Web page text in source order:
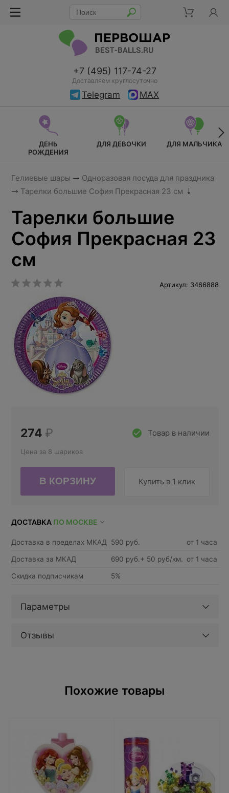
+7 (495) 117-74-27
Доставляем круглосуточно
Telegram MAX
ДЕНЬ
РОЖДЕНИЯ
ДЛЯ ДЕВОЧКИ ДЛЯ МАЛЬЧИКА
Гелиевые шары
Одноразовая посуда для праздника
Тарелки большие София Прекрасная 23 см
Тарелки большие
София Прекрасная 23
см
Артикул: 3466888
Товар в наличии
274 ₽
Цена за 8 шариков
Купить в 1 клик
ДОСТАВКА ПО МОСКВЕ
Доставка в пределах МКАД 590 руб. от 1 часа
Доставка за МКАД 690 руб.+ 50 руб/км. от 1 часа
Скидка подписчикам 5%
Параметры
Отзывы
Похожие товары